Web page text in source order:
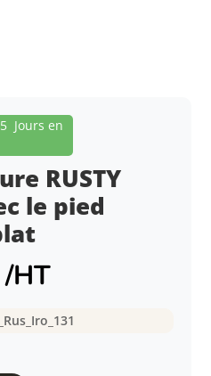
Jours en
RUSTY
le pied
prix
actuel
:
/HT